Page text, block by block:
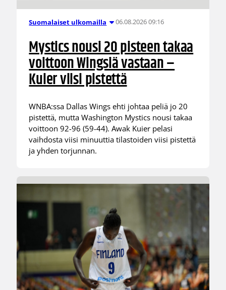
Suomalaiset ulkomailla 06.08.2026 09:16
Mystics nousi 20 pisteen takaa
voittoon Wingsiä vastaan –
Kuier viisi pistettä
WNBA:ssa Dallas Wings ehti johtaa peliä jo 20
pistettä, mutta Washington Mystics nousi takaa
voittoon 92-96 (59-44). Awak Kuier pelasi
vaihdosta viisi minuuttia tilastoiden viisi pistettä
ja yhden torjunnan.